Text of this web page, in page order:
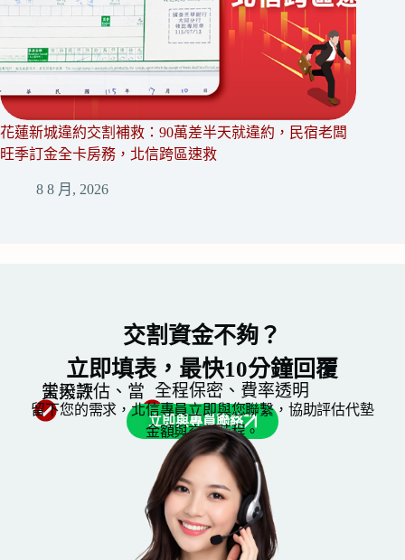
花蓮新城違約交割補救：90萬差半天就違約，民宿老闆
旺季訂金全卡房務，北信跨區速救
8 8 月, 2026
交割資金不夠？
立即填表，最快10分鐘回覆
當天評估、當天撥款 全程保密、費率透明
立即與專員聯絡
留下您的需求，北信專員立即與您聯繫，協助評估代墊
金額與交割時程。